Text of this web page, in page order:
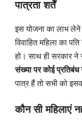
पात्रता शर्तें
इस योजना का लाभ
विवाहित महिला का पति
हो। साथ ही सरकार
संख्या पर कोई प्रतिबंध
पात्र हैं तो सभी को
कौन सी महिलाएं